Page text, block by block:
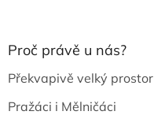
Proč právě u nás?
Překvapivě velký prostor
Pražáci i Mělničáci